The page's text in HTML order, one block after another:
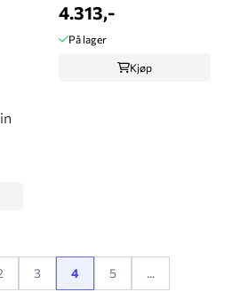
4.313,-
På lager
Kjøp
3 4 5 ...